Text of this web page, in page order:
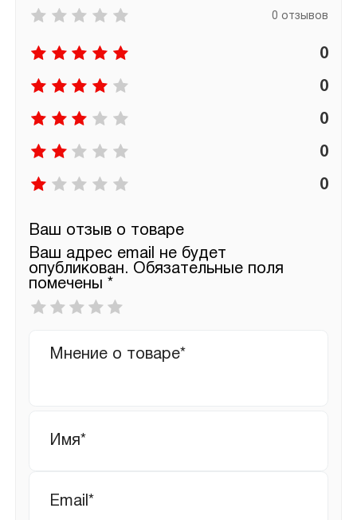
0 отзывов
0
0
0
0
0
Ваш отзыв о товаре
Ваш адрес email не будет
опубликован. Обязательные поля
помечены *
Ваша
оценка
отзыв